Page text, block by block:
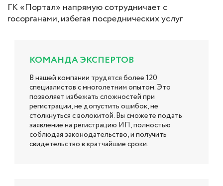
ГК «Портал» напрямую сотрудничает с
госорганами, избегая посреднических услуг
КОМАНДА ЭКСПЕРТОВ
В нашей компании трудятся более 120
специалистов с многолетним опытом. Это
позволяет избежать сложностей при
регистрации, не допустить ошибок, не
столкнуться с волокитой. Вы сможете подать
заявление на регистрацию ИП, полностью
соблюдая законодательство, и получить
свидетельство в кратчайшие сроки.